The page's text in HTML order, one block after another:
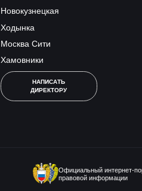
Новокузнецкая
Ходынка
Москва Сити
Хамовники
НАПИСАТЬ
ДИРЕКТОРУ
Официальный интернет-
правовой информации